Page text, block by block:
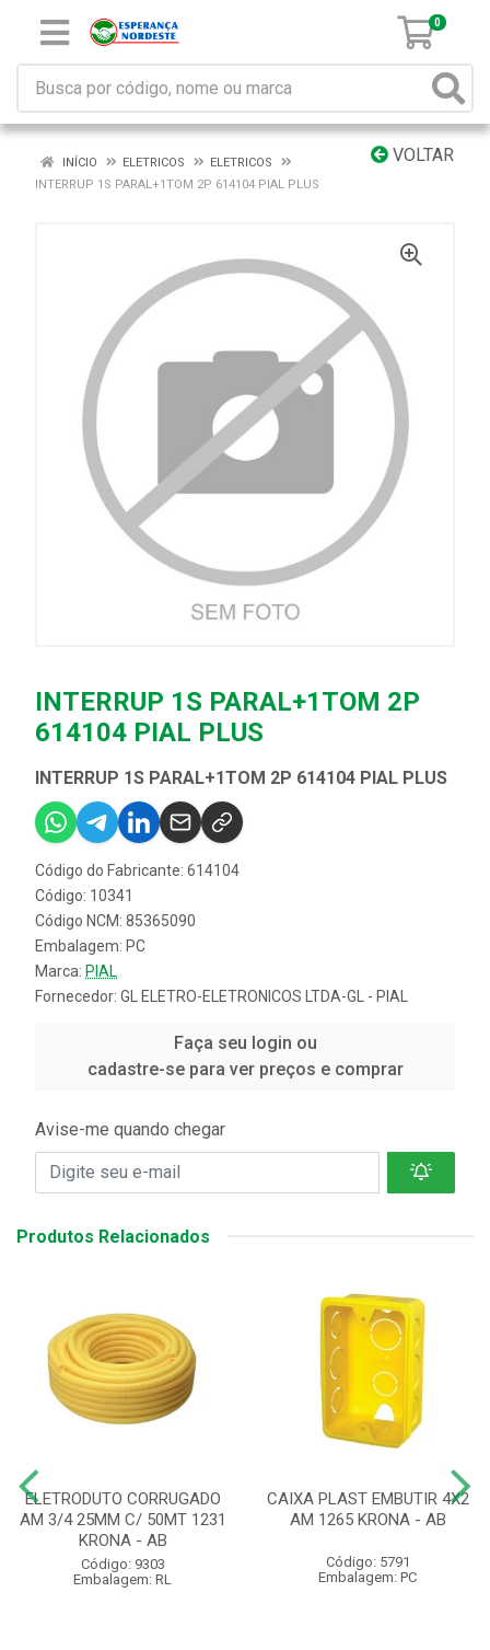
0
VOLTAR
INÍCIO ELETRICOS
ELETRICOS
INTERRUP 1S PARAL+1TOM 2P 614104 PIAL PLUS
INTERRUP 1S PARAL+1TOM 2P
614104 PIAL PLUS
INTERRUP 1S PARAL+1TOM 2P 614104 PIAL PLUS
Código do Fabricante: 614104
Código: 10341
Código NCM: 85365090
Embalagem: PC
Marca: PIAL
Fornecedor: GL ELETRO-ELETRONICOS LTDA-GL - PIAL
Faça seu login ou
cadastre-se para ver preços e comprar
Avise-me quando chegar
Produtos Relacionados
ELETRODUTO CORRUGADO
AM 3/4 25MM C/ 50MT 1231
KRONA - AB
Código: 9303
Embalagem: RL
CAIXA PLAST EMBUTIR 4X2
AM 1265 KRONA - AB
Código: 5791
Embalagem: PC